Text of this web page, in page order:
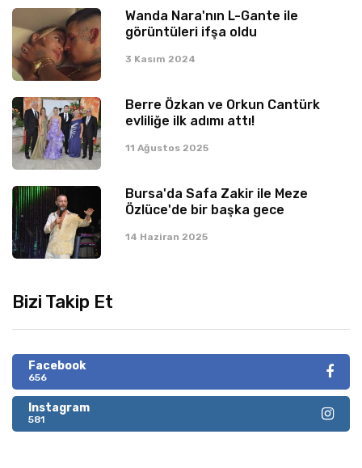
Wanda Nara'nın L-Gante ile
görüntüleri ifşa oldu
3 Kasım 2024
Berre Özkan ve Orkun Cantürk
evliliğe ilk adımı attı!
11 Ağustos 2025
Bursa'da Safa Zakir ile Meze
Özlüce'de bir başka gece
14 Haziran 2025
Bizi Takip Et
Facebook
656
Instagram
581